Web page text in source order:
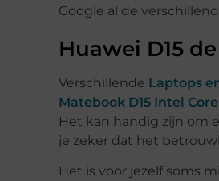
Google al de
Huawei D15
Verschillende Laptops
Matebook D15 Intel
Het kan handig zijn om
je zeker dat het
Het is voor jezelf soms